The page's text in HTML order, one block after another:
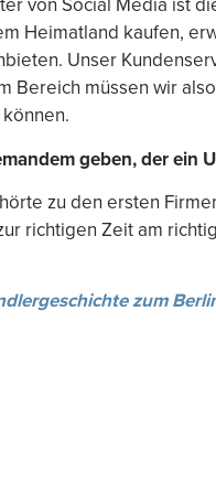
von Social Media ist
Heimatland kaufen,
Unser
Bereich müssen wir
geben, der ein
zu den ersten
richtigen Zeit am
zum